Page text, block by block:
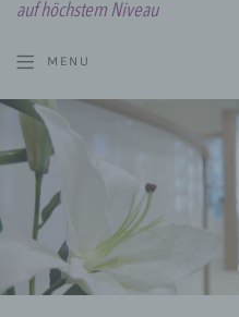
auf höchstem Niveau
MENU
MOBIL